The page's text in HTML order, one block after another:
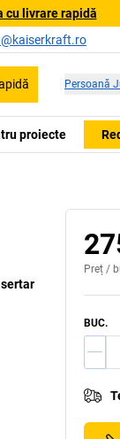
cu livrare rapidă
Persoană
proiecte
Preț /
BUC.